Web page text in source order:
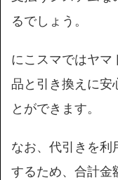
るでしょう。
にこスマではヤマ
品と引き換えに安
とができます。
なお、代引きを利
するため、合計金